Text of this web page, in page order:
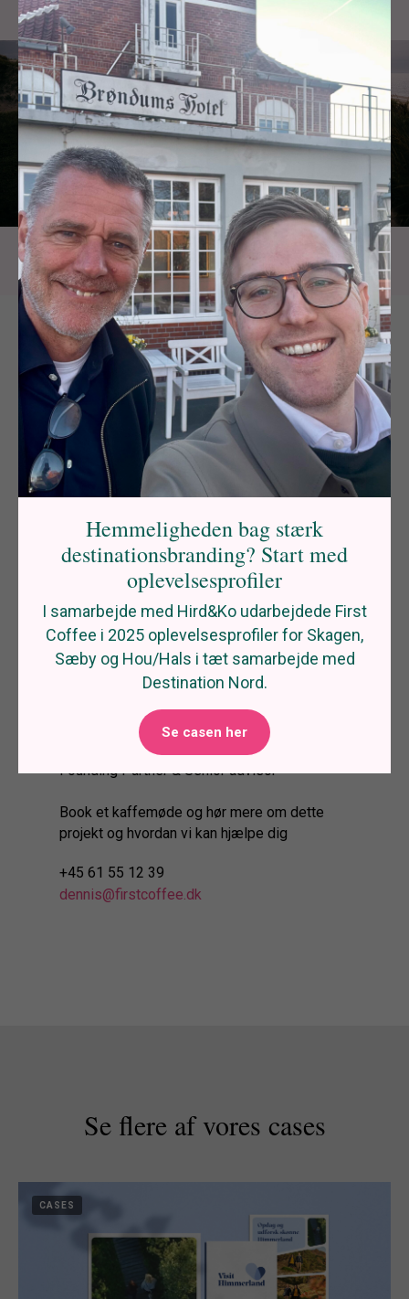
Dennis Østergaard
Founding Partner & Senior advisor
Book et kaffemøde og hør mere om dette
projekt og hvordan vi kan hjælpe dig
+45 61 55 12 39
dennis@firstcoffee.dk
Se flere af vores cases
CASES
Hemmeligheden bag stærk
destinationsbranding? Start med
oplevelsesprofiler
I samarbejde med Hird&Ko udarbejdede First
Coffee i 2025 oplevelsesprofiler for Skagen,
Sæby og Hou/Hals i tæt samarbejde med
Destination Nord.
Se casen her